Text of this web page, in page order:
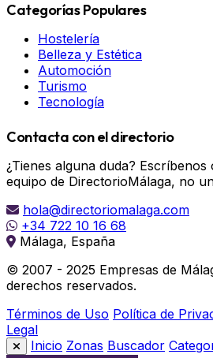
Categorías Populares
Hostelería
Belleza y Estética
Automoción
Turismo
Tecnología
Contacta con el directorio
¿Tienes alguna duda?
equipo de DirectorioMálaga, no
hola@directoriomalaga.com
+34 722 10 16 68
Málaga, España
© 2007 - 2025 Empresas de
derechos reservados.
Términos de Uso Política de
Legal
Inicio Zonas Buscador